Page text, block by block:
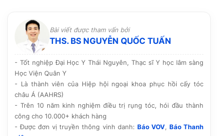
Bài viết được tham vấn bởi
THS. BS NGUYỄN QUỐC TUẤN
- Tốt nghiệp Đại Học Y Thái Nguyên, Thạc sĩ Y học lâm sàng
Học Viện Quân Y
- Là thành viên của Hiệp hội ngoại khoa phục hồi cấy tóc
châu Á (AAHRS)
- Trên 10 năm kinh nghiệm điều trị rụng tóc, hói đầu thành
công cho 10.000+ khách hàng
- Được đơn vị truyền thông vinh danh: Báo VOV, Báo Thanh